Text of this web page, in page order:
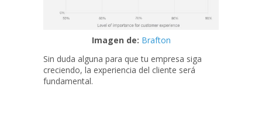
‍Imagen de: Brafton
Sin duda alguna para que tu empresa siga
creciendo, la experiencia del cliente será
fundamental.